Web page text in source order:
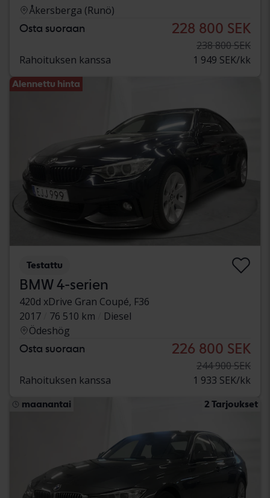
Åkersberga (Runö)
Osta suoraan 228 800 SEK
238 800 SEK
Rahoituksen kanssa
1 949 SEK/kk
Alennettu hinta
Testattu
BMW 4-serien
420d xDrive Gran Coupé, F36
2017
76 510 km
Diesel
Ödeshög
Osta suoraan 226 800 SEK
244 900 SEK
Rahoituksen kanssa
1 933 SEK/kk
maanantai 2 Tarjoukset